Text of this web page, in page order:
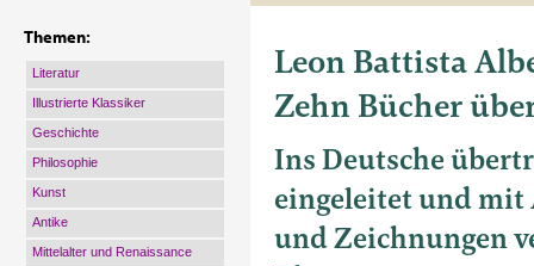
Themen:
Literatur
Illustrierte Klassiker
Geschichte
Philosophie
Kunst
Antike
Mittelalter und Renaissance
Leon Battista
Zehn Bücher
Ins Deutsche
eingeleitet und mit
und Zeichnungen